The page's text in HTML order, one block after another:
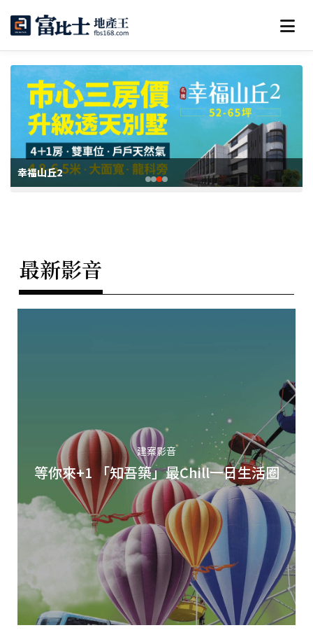
幸福山丘2
最新影音
建案影音
等你來+1 「知吾築」最Chill一日生活圈